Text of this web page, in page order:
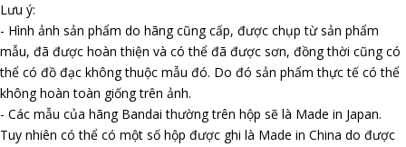
Lưu ý:
- Hình ảnh sản phẩm do hãng cũng cấp, được chụp từ sản phẩm
mẫu, đã được hoàn thiện và có thể đã được sơn, đồng thời cũng có
thể có đồ đạc không thuộc mẫu đó. Do đó sản phẩm thực tế có thể
không hoàn toàn giống trên ảnh.
- Các mẫu của hãng Bandai thường trên hộp sẽ là Made in Japan.
Tuy nhiên có thể có một số hộp được ghi là Made in China do được